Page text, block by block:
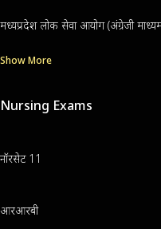
मध्यप्रदेश लोक सेवा आयोग (अंग्रेजी
Show More
Nursing Exams
नॉरसेट 11
आरआरबी